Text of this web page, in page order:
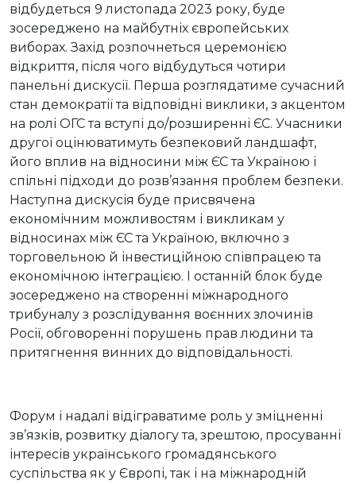
відбудеться 9 листопада 2023 року, буде
зосереджено на майбутніх європейських
виборах. Захід розпочнеться церемонією
відкриття, після чого відбудуться чотири
панельні дискусії. Перша розглядатиме сучасний
стан демократії та відповідні виклики, з акцентом
на ролі ОГС та вступі до/розширенні ЄС. Учасники
другої оцінюватимуть безпековий ландшафт,
його вплив на відносини між ЄС та Україною і
спільні підходи до розв’язання проблем безпеки.
Наступна дискусія буде присвячена
економічним можливостям і викликам у
відносинах між ЄС та Україною, включно з
торговельною й інвестиційною співпрацею та
економічною інтеграцією. І останній блок буде
зосереджено на створенні міжнародного
трибуналу з розслідування воєнних злочинів
Росії, обговоренні порушень прав людини та
притягнення винних до відповідальності.
Форум і надалі відіграватиме роль у зміцненні
зв’язків, розвитку діалогу та, зрештою, просуванні
інтересів українського громадянського
суспільства як у Європі, так і на міжнародній